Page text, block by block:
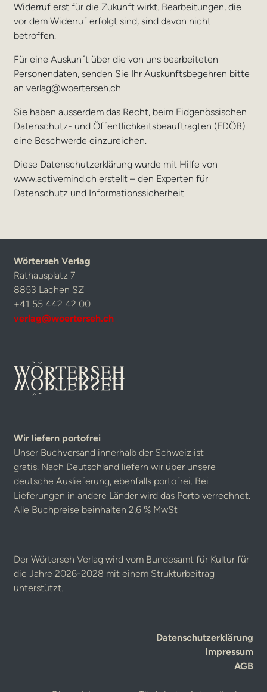
Widerruf erst für die Zukunft wirkt. Bearbeitungen, die
vor dem Widerruf erfolgt sind, sind davon nicht
betroffen.
Für eine Auskunft über die von uns bearbeiteten
Personendaten, senden Sie Ihr Auskunftsbegehren bitte
an verlag@woerterseh.ch.
Sie haben ausserdem das Recht, beim Eidgenössischen
Datenschutz- und Öffentlichkeitsbeauftragten (EDÖB)
eine Beschwerde einzureichen.
Diese Datenschutzerklärung wurde mit Hilfe von
www.activemind.ch erstellt – den Experten für
Datenschutz und Informationssicherheit.
Wörterseh Verlag
Rathausplatz 7
8853 Lachen SZ
+41 55 442 42 00
verlag@woerterseh.ch
Wir liefern portofrei
Unser Buchversand innerhalb der Schweiz ist
gratis. Nach Deutschland liefern wir über unsere
deutsche Auslieferung, ebenfalls portofrei. Bei
Lieferungen in andere Länder wird das Porto verrechnet.
Alle Buchpreise beinhalten 2,6 % MwSt
Der Wörterseh Verlag wird vom Bundesamt für Kultur für
die Jahre 2026-2028 mit einem Strukturbeitrag
unterstützt.
Datenschutzerklärung
Impressum
AGB